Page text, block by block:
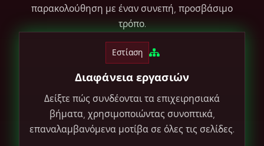
παρακολούθηση με έναν συνεπή, προσβάσιμο
τρόπο.
Εστίαση
Διαφάνεια εργασιών
Δείξτε πώς συνδέονται τα επιχειρησιακά
βήματα, χρησιμοποιώντας συνοπτικά,
επαναλαμβανόμενα μοτίβα σε όλες τις σελίδες.